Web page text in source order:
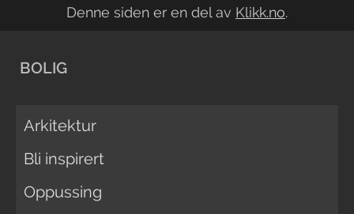
Denne siden er en del av Klikk.no.
BOLIG
Arkitektur
Bli inspirert
Oppussing